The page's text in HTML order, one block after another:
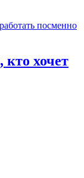
кто хочет